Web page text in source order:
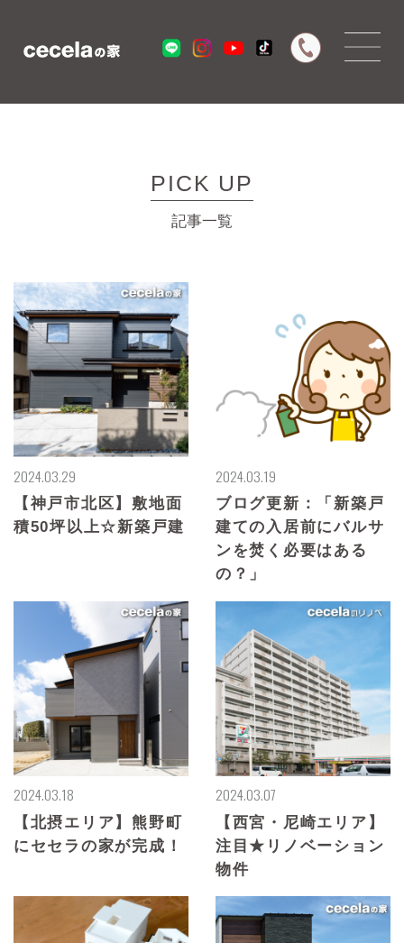
PICK UP
記事一覧
2024.03.29
【神戸市北区】敷地面
積50坪以上☆新築戸建
2024.03.19
ブログ更新：「新築戸
建ての入居前にバルサ
ンを焚く必要はある
の？」
2024.03.18
【北摂エリア】熊野町
にセセラの家が完成！
2024.03.07
【西宮・尼崎エリア】
注目★リノベーション
物件